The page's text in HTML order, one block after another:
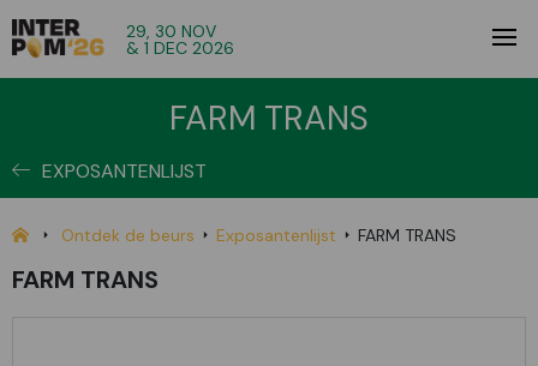
29, 30 NOV
& 1 DEC 2026
FARM TRANS
EXPOSANTENLIJST
Ontdek de beurs Exposantenlijst FARM TRANS
FARM TRANS